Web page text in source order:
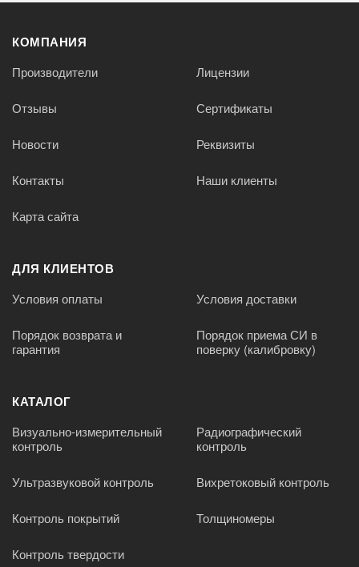
КОМПАНИЯ
Производители Лицензии
Отзывы Сертификаты
Новости Реквизиты
Контакты Наши клиенты
Карта сайта
ДЛЯ КЛИЕНТОВ
Условия оплаты Условия доставки
Порядок возврата и
гарантия
Порядок приема СИ в
поверку (калибровку)
КАТАЛОГ
Визуально-измерительный
контроль
Радиографический
контроль
Ультразвуковой контроль Вихретоковый контроль
Контроль покрытий Толщиномеры
Контроль твердости